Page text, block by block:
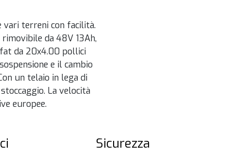
vari terreni con facilità.
da 48V 13Ah,
da 20x4.00 pollici
e il cambio
un telaio in lega di
La velocità
europee.
Sicurezza